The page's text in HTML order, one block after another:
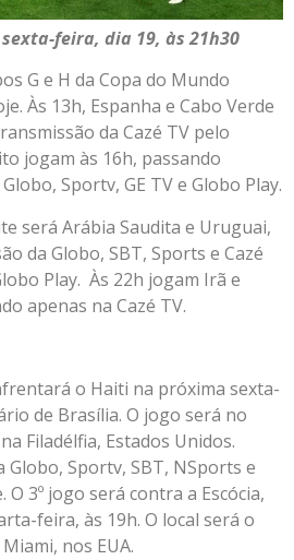
feira, dia 19, às 21h30
G e H da Copa do Mundo
Às 13h, Espanha e Cabo Verde
da Cazé TV pelo
jogam às 16h, passando
Sportv, GE TV e Globo Play.
será Arábia Saudita e Uruguai,
da Globo, SBT, Sports e Cazé
Play. Às 22h jogam Irã e
apenas na Cazé TV.
o Haiti na próxima sexta-
de Brasília. O jogo será no
Filadélfia, Estados Unidos.
Globo, Sportv, SBT, NSports e
O 3º jogo será contra a Escócia,
feira, às 19h. O local será o
nos EUA.